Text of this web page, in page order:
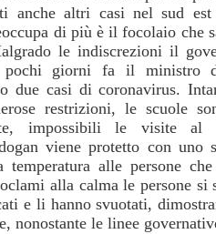
anche altri casi nel sud
di più è il focolaio che
le indiscrezioni il
pochi giorni fa il ministro
due casi di coronavirus.
restrizioni, le scuole
impossibili le visite al
viene protetto con uno
temperatura alle persone
alla calma le persone si
e li hanno svuotati,
nonostante le linee